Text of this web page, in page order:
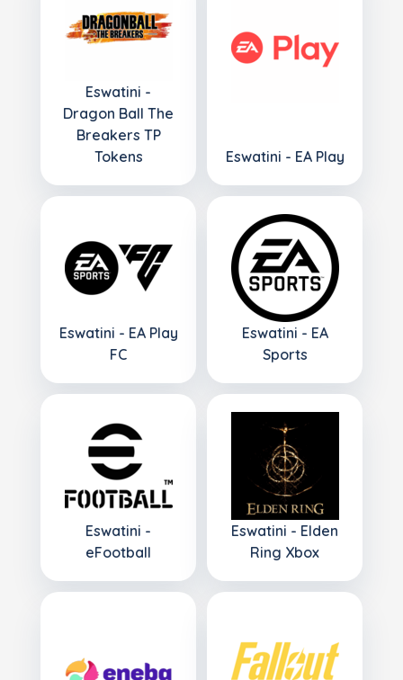
Eswatini -
Dragon Ball The
Breakers TP
Tokens
Eswatini - EA Play
Eswatini - EA Play
FC
Eswatini - EA
Sports
Eswatini -
eFootball
Eswatini - Elden
Ring Xbox